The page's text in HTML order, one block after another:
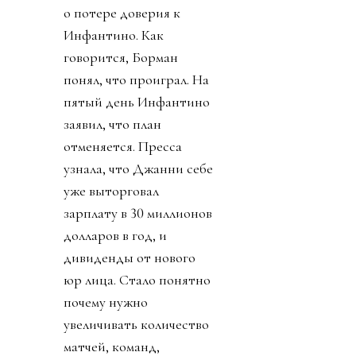
о потере доверия к
Инфантино. Как
говорится, Борман
понял, что проиграл. На
пятый день Инфантино
заявил, что план
отменяется. Пресса
узнала, что Джанни себе
уже выторговал
зарплату в 30 миллионов
долларов в год, и
дивиденды от нового
юр лица. Стало понятно
почему нужно
увеличивать количество
матчей, команд,